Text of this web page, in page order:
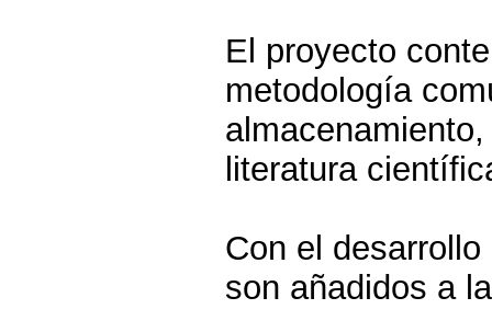
El proyecto
metodología
literatura
Con el
son añadidos a